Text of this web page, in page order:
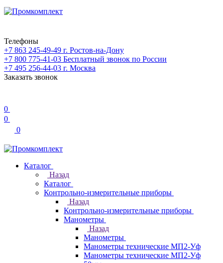
Телефоны
+7 863 245-49-49 г. Ростов-на-Дону
+7 800 775-41-03 Бесплатный звонок по России
+7 495 256-44-03 г. Москва
Заказать звонок
0
0
0
Каталог
Назад
Каталог
Контрольно-измерительные приборы
Назад
Контрольно-измерительные приборы
Манометры
Назад
Манометры
Манометры технические МП2-Уф
Манометры технические МП2-Уф